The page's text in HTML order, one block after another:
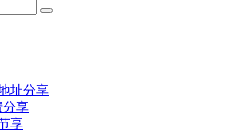
址分享
分享
享